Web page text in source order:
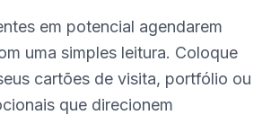
em potencial agendarem
uma simples leitura. Coloque
cartões de visita, portfólio ou
que direcionem